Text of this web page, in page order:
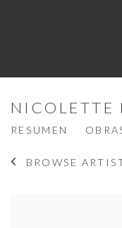
NICOLETTE
RESUMEN
BROWSE